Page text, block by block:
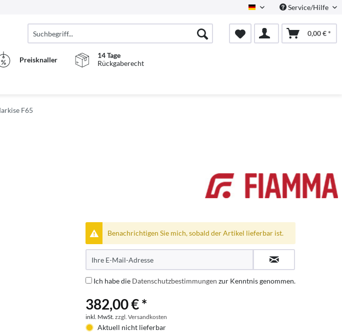
Deutsch Service/Hilfe
0,00 € *
Preisknaller
14 Tage
Rückgaberecht
F65
Benachrichtigen Sie mich, sobald der Artikel lieferbar ist.
Ich habe die Datenschutzbestimmungen zur Kenntnis genommen.
382,00 € *
inkl. MwSt.zzgl. Versandkosten
Aktuell nicht lieferbar